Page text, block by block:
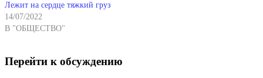
Лежит на сердце тяжкий груз
14/07/2022
В "ОБЩЕСТВО"
Перейти к обсуждению